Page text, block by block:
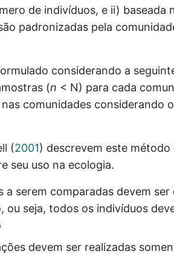
de indivíduos, e ii) baseada
padronizadas pela
considerando a
(n < N) para cada
comunidades considerando
(2001) descrevem este
seu uso na ecologia.
a serem comparadas devem
ou seja, todos os indivíduos
devem ser realizadas